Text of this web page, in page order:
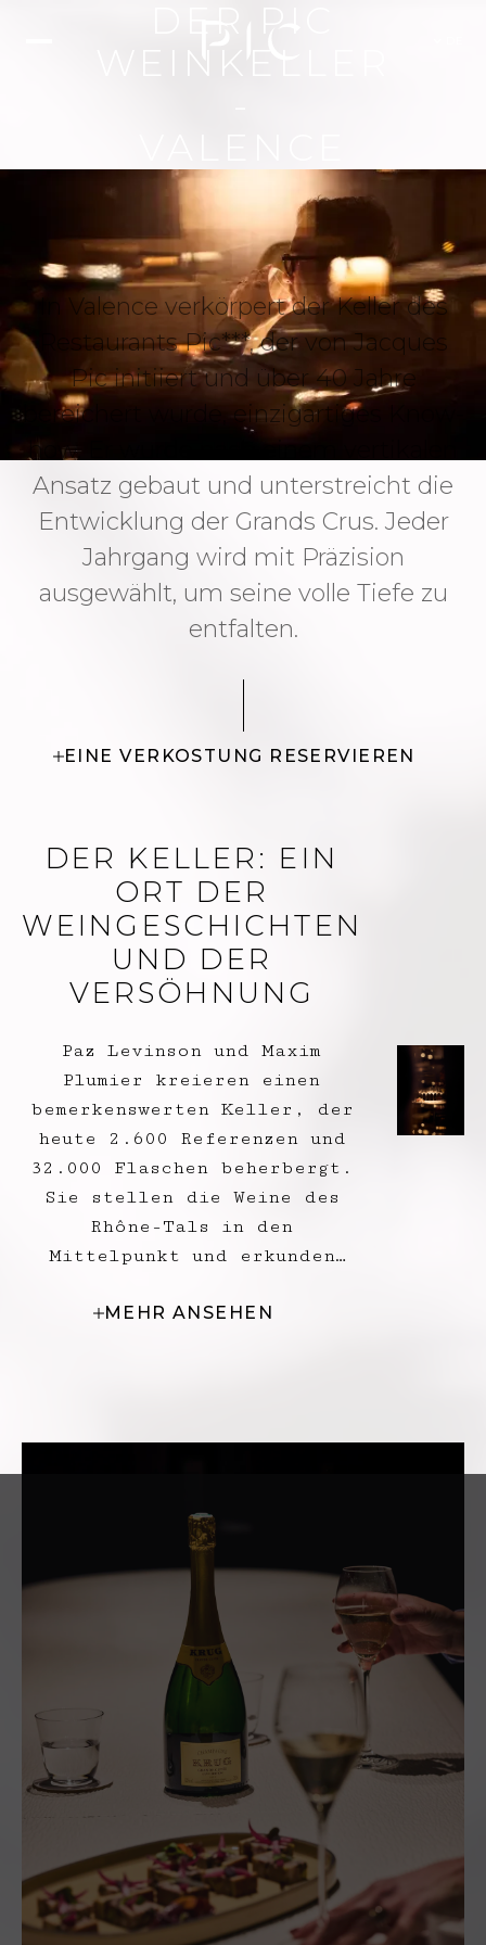
In Valence verkörpert der Keller des
Restaurants Pic***, der von Jacques
Pic initiiert und über 40 Jahre
bereichert wurde, einzigartiges Know-
how. Er wurde nach einem vertikalen
Ansatz gebaut und unterstreicht die
Entwicklung der Grands Crus. Jeder
Jahrgang wird mit Präzision
ausgewählt, um seine volle Tiefe zu
entfalten.
EINE VERKOSTUNG RESERVIEREN
DER KELLER: EIN
ORT DER
WEINGESCHICHTEN
UND DER
VERSÖHNUNG
Paz Levinson und Maxim
Plumier kreieren einen
bemerkenswerten Keller, der
heute 2.600 Referenzen und
32.000 Flaschen beherbergt.
Sie stellen die Weine des
Rhône-Tals in den
Mittelpunkt und erkunden
Terroirs. Immer auf der
von Anne-Sophie Pic
interagiert. Der Keller
versöhnt Mensch und Natur
und ist auch ein Mittler
zwischen dem Winzer, der
kreiert, und dem Verkoster.
Er ist der Schauplatz dieser
zeitlosen Begegnung.
MEHR ANSEHEN